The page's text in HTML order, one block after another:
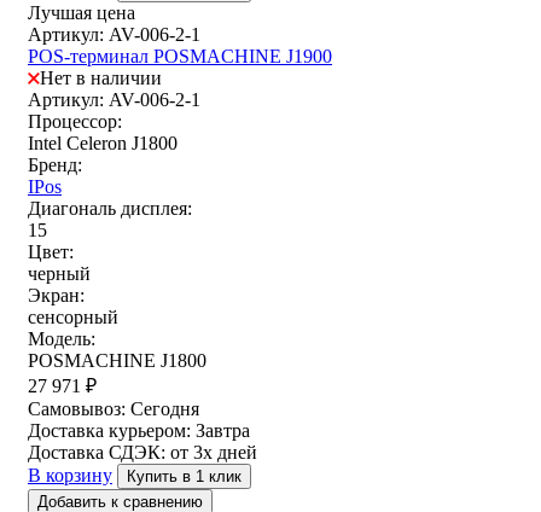
Лучшая цена
Артикул: AV-006-2-1
POS-терминал POSMACHINE J1900
Нет в наличии
Артикул: AV-006-2-1
Процессор:
Intel Celeron J1800
Бренд:
IPos
Диагональ дисплея:
15
Цвет:
черный
Экран:
сенсорный
Модель:
POSMACHINE J1800
27 971 ₽
Самовывоз: Сегодня
Доставка курьером: Завтра
Доставка СДЭК: от 3х дней
В корзину
Купить в 1 клик
Добавить к сравнению